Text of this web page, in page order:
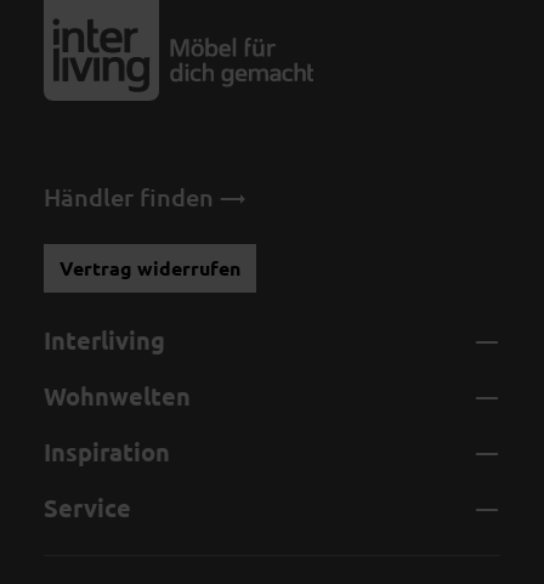
Händler finden
Vertrag widerrufen
Interliving
Wohnwelten
Inspiration
Service